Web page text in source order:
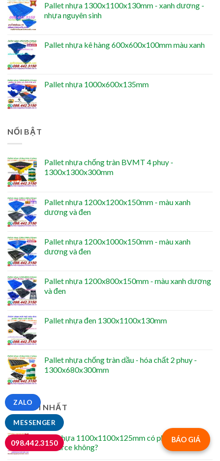
Pallet nhựa 1300x1100x130mm - xanh dương -
nhựa nguyên sinh
Pallet nhựa kê hàng 600x600x100mm màu xanh
Pallet nhựa 1000x600x135mm
NỔI BẬT
Pallet nhựa chống tràn BVMT 4 phuy -
1300x1300x300mm
Pallet nhựa 1200x1200x150mm - màu xanh
dương và đen
Pallet nhựa 1200x1000x150mm - màu xanh
dương và đen
Pallet nhựa 1200x800x150mm - màu xanh dương
và đen
Pallet nhựa đen 1300x1100x130mm
Pallet nhựa chống tràn dầu - hóa chất 2 phuy -
1300x680x300mm
TIN MỚI NHẤT
Pallet nhựa 1100x1100x125mm có phù hợp kho e-
commerce không?
BÁO GIÁ
MESSENGER
ZALO
098.442.3150